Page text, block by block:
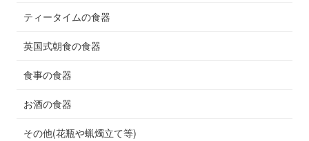
ティータイムの食器
英国式朝食の食器
食事の食器
お酒の食器
その他(花瓶や蝋燭立て等)